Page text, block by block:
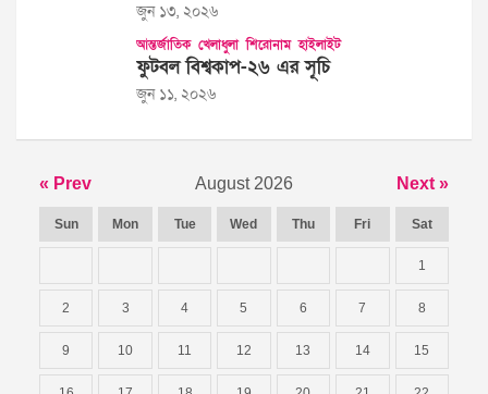
জুন ১৩, ২০২৬
আন্তর্জাতিক খেলাধুলা শিরোনাম হাইলাইট
ফুটবল বিশ্বকাপ-২৬ এর সূচি
জুন ১১, ২০২৬
« Prev August 2026 Next »
Sun Mon Tue Wed Thu Fri Sat
1
2 3 4 5 6 7 8
9 10 11 12 13 14 15